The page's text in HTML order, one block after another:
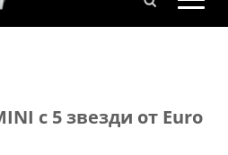
с 5 звезди от Euro